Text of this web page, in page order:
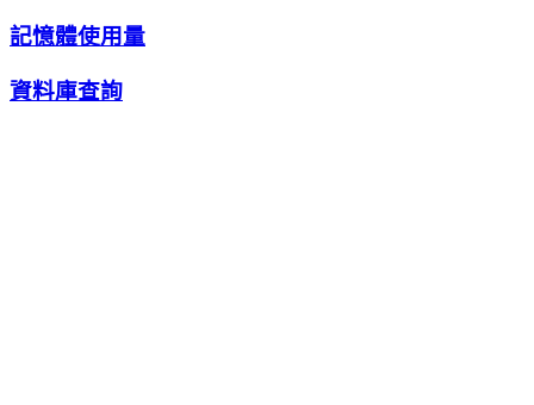
記憶體使用量
資料庫查詢